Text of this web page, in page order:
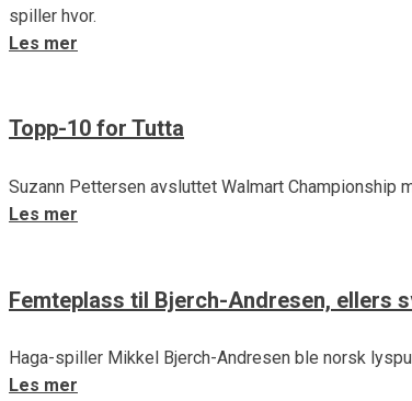
spiller hvor.
Les mer
Topp-10 for Tutta
Suzann Pettersen avsluttet Walmart
Les mer
Femteplass til Bjerch-Andresen, ellers
Haga-spiller Mikkel Bjerch-Andresen ble norsk
Les mer